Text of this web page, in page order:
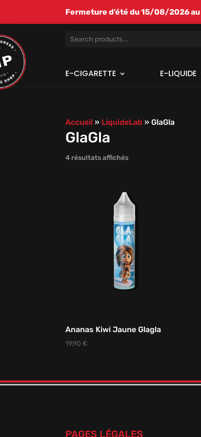
Fermeture d’été du 15/08/2026
E-CIGARETTE E-LIQUIDE
Accueil » LiquideLab »GlaGla
GlaGla
4 résultats affichés
Ananas Kiwi Jaune Glagla
19,90 €
PAGES LÉGALES